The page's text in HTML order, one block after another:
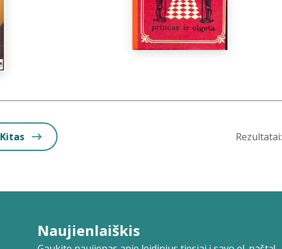
Kitas Rezultatai:
Naujienlaiškis